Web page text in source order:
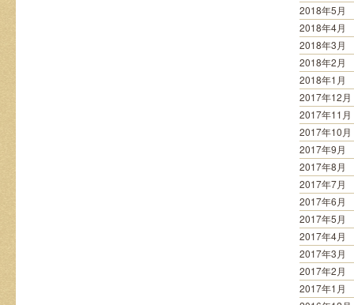
2018年5月
2018年4月
2018年3月
2018年2月
2018年1月
2017年12月
2017年11月
2017年10月
2017年9月
2017年8月
2017年7月
2017年6月
2017年5月
2017年4月
2017年3月
2017年2月
2017年1月